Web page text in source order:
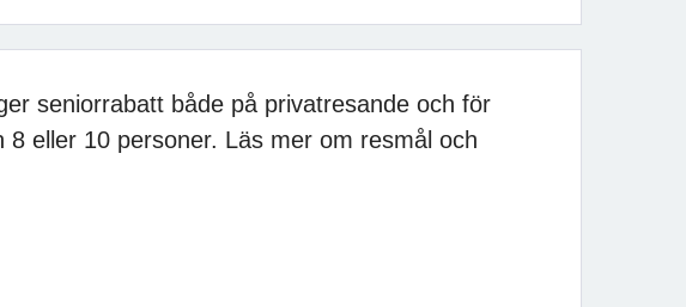
seniorrabatt både på privatresande och för
8 eller 10 personer. Läs mer om resmål och